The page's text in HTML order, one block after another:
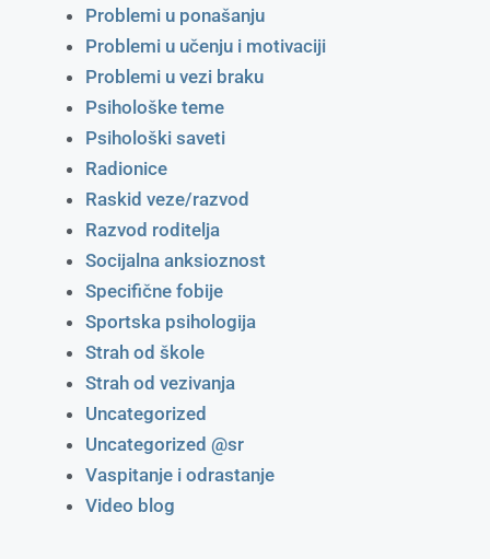
Problemi u ponašanju
Problemi u učenju i motivaciji
Problemi u vezi braku
Psihološke teme
Psihološki saveti
Radionice
Raskid veze/razvod
Razvod roditelja
Socijalna anksioznost
Specifične fobije
Sportska psihologija
Strah od škole
Strah od vezivanja
Uncategorized
Uncategorized @sr
Vaspitanje i odrastanje
Video blog